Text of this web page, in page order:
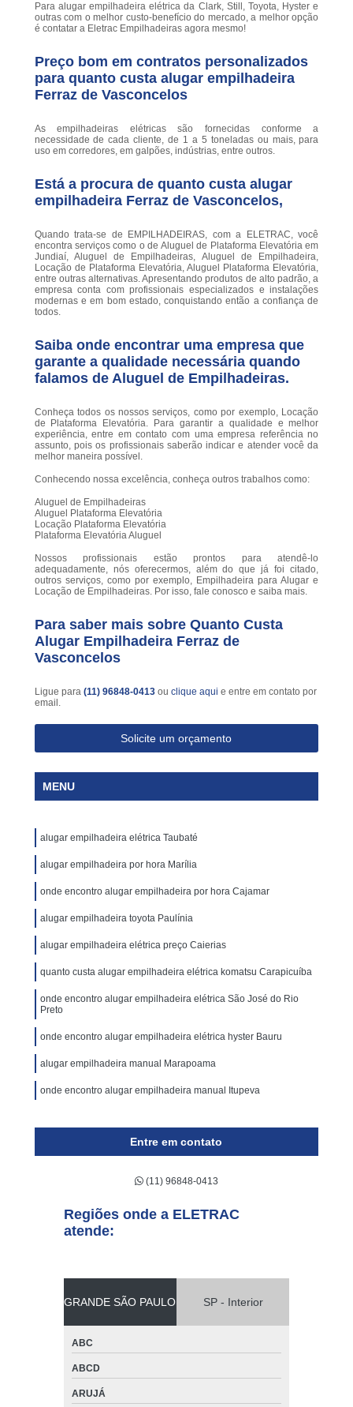
Para alugar empilhadeira elétrica da Clark, Still, Toyota, Hyster e
outras com o melhor custo-benefício do mercado, a melhor opção
é contatar a Eletrac Empilhadeiras agora mesmo!
Preço bom em contratos personalizados
para quanto custa alugar empilhadeira
Ferraz de Vasconcelos
As empilhadeiras elétricas são fornecidas conforme a
necessidade de cada cliente, de 1 a 5 toneladas ou mais, para
uso em corredores, em galpões, indústrias, entre outros.
Está a procura de quanto custa alugar
empilhadeira Ferraz de Vasconcelos,
Quando trata-se de EMPILHADEIRAS, com a ELETRAC, você
encontra serviços como o de Aluguel de Plataforma Elevatória em
Jundiaí, Aluguel de Empilhadeiras, Aluguel de Empilhadeira,
Locação de Plataforma Elevatória, Aluguel Plataforma Elevatória,
entre outras alternativas. Apresentando produtos de alto padrão, a
empresa conta com profissionais especializados e instalações
modernas e em bom estado, conquistando então a confiança de
todos.
Saiba onde encontrar uma empresa que
garante a qualidade necessária quando
falamos de Aluguel de Empilhadeiras.
Conheça todos os nossos serviços, como por exemplo, Locação
de Plataforma Elevatória. Para garantir a qualidade e melhor
experiência, entre em contato com uma empresa referência no
assunto, pois os profissionais saberão indicar e atender você da
melhor maneira possível.
Conhecendo nossa excelência, conheça outros trabalhos como:
Aluguel de Empilhadeiras
Aluguel Plataforma Elevatória
Locação Plataforma Elevatória
Plataforma Elevatória Aluguel
Nossos profissionais estão prontos para atendê-lo
adequadamente, nós oferecermos, além do que já foi citado,
outros serviços, como por exemplo, Empilhadeira para Alugar e
Locação de Empilhadeiras. Por isso, fale conosco e saiba mais.
Para saber mais sobre Quanto Custa
Alugar Empilhadeira Ferraz de
Vasconcelos
Ligue para (11) 96848-0413 ou clique aqui e entre em contato por
email.
Solicite um orçamento
MENU
alugar empilhadeira elétrica Taubaté
alugar empilhadeira por hora Marília
onde encontro alugar empilhadeira por hora Cajamar
alugar empilhadeira toyota Paulínia
alugar empilhadeira elétrica preço Caierias
quanto custa alugar empilhadeira elétrica komatsu Carapicuíba
onde encontro alugar empilhadeira elétrica São José do Rio
Preto
onde encontro alugar empilhadeira elétrica hyster Bauru
alugar empilhadeira manual Marapoama
onde encontro alugar empilhadeira manual Itupeva
Entre em contato
(11) 96848-0413
Regiões onde a ELETRAC
atende:
GRANDE SÃO PAULO SP - Interior
ABC
ABCD
ARUJÁ